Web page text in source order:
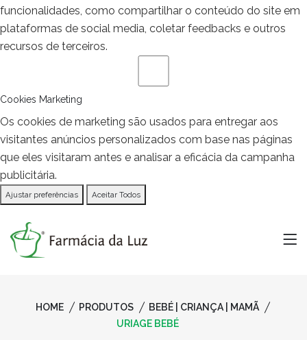
funcionalidades, como compartilhar o conteúdo do site em
plataformas de social media, coletar feedbacks e outros
recursos de terceiros.
Cookies Marketing
Os cookies de marketing são usados para entregar aos
visitantes anúncios personalizados com base nas páginas
que eles visitaram antes e analisar a eficácia da campanha
publicitária.
Ajustar preferências Aceitar Todos
HOME PRODUTOS
BEBÉ | CRIANÇA | MAMÃ
URIAGE BEBÉ